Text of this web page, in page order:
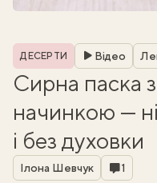
Рубрика
ДЕСЕРТИ Відео
Сирна паска
начинкою —
і без духовки
Автор
Ілона Шевчук 1